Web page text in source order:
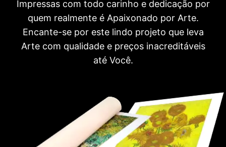
Impressas com todo carinho e dedicação por
quem realmente é Apaixonado por Arte.
Encante-se por este lindo projeto que leva
Arte com qualidade e preços inacreditáveis
até Você.